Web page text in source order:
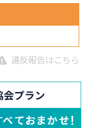
違反報告はこちら